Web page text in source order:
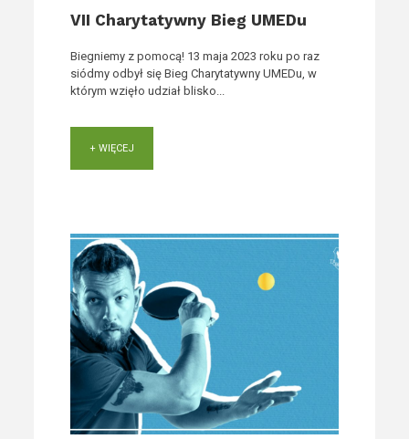
VII Charytatywny Bieg UMEDu
Biegniemy z pomocą! 13 maja 2023 roku po raz
siódmy odbył się Bieg Charytatywny UMEDu, w
którym wzięło udział blisko...
+ WIĘCEJ